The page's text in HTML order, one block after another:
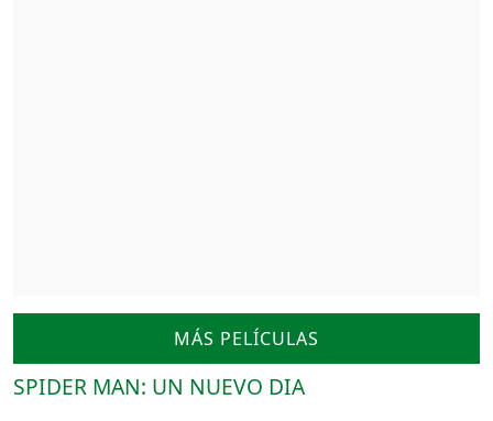
MÁS PELÍCULAS
SPIDER MAN: UN NUEVO DIA